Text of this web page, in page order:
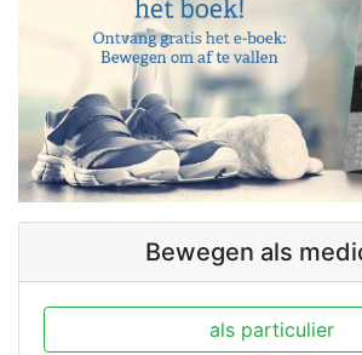
Bewegen als
als particulier